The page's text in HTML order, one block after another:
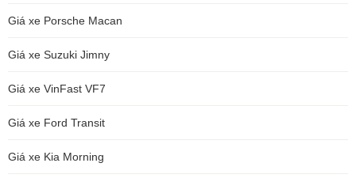
Giá xe Porsche Macan
Giá xe Suzuki Jimny
Giá xe VinFast VF7
Giá xe Ford Transit
Giá xe Kia Morning